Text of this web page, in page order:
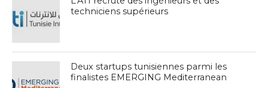
techniciens supérieurs
Deux startups tunisiennes parmi les
finalistes EMERGING Mediterranean